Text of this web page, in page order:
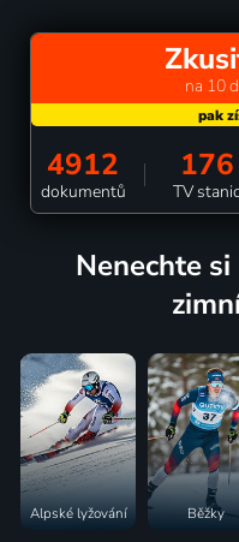
na 10
4912
dokumentů
176
TV stanic
Nenechte
Alpské lyžování Běžky